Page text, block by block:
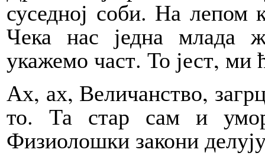
суседној соби. На лепом
Чека нас једна млада
укажемо част. То јест, ми
Ах, ах, Величанство,
то. Та стар сам и
Физиолошки закони